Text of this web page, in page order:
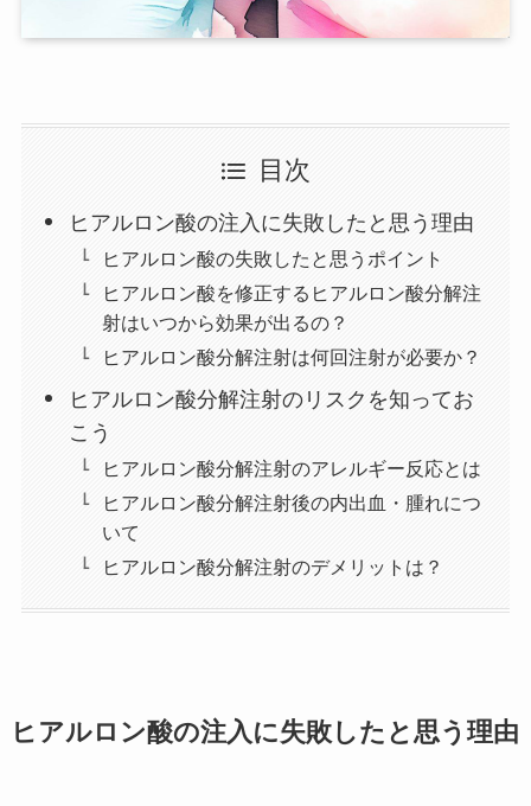
目次
ヒアルロン酸の注入に失敗したと思う理由
ヒアルロン酸の失敗したと思うポイント
ヒアルロン酸を修正するヒアルロン酸分解注
射はいつから効果が出るの？
ヒアルロン酸分解注射は何回注射が必要か？
ヒアルロン酸分解注射のリスクを知ってお
こう
ヒアルロン酸分解注射のアレルギー反応とは
ヒアルロン酸分解注射後の内出血・腫れにつ
いて
ヒアルロン酸分解注射のデメリットは？
ヒアルロン酸の注入に失敗したと思う理由